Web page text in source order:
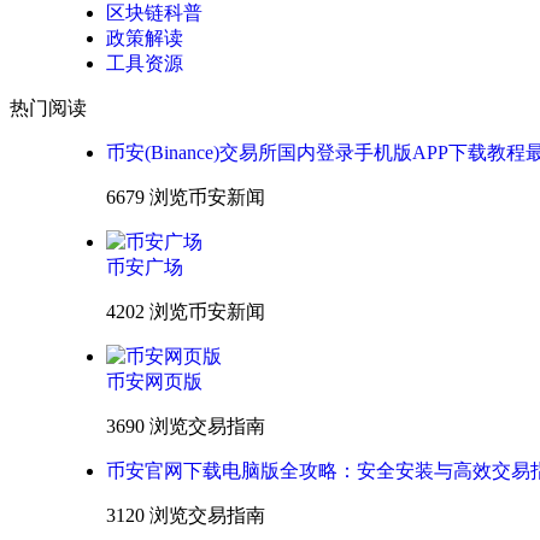
区块链科普
政策解读
工具资源
热门阅读
币安(Binance)交易所国内登录手机版APP下载教程
6679 浏览币安新闻
币安广场
4202 浏览币安新闻
币安网页版
3690 浏览交易指南
币安官网下载电脑版全攻略：安全安装与高效交易
3120 浏览交易指南